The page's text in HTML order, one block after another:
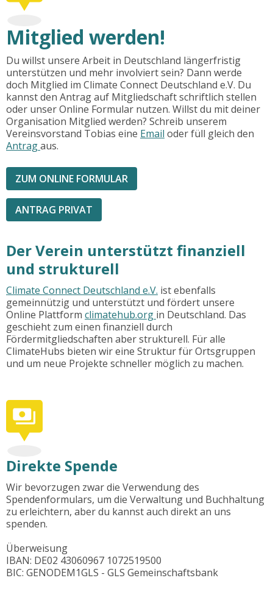
Mitglied werden!
Du willst unsere Arbeit in Deutschland längerfristig
unterstützen und mehr involviert sein? Dann werde
doch Mitglied im Climate Connect Deutschland e.V. Du
kannst den Antrag auf Mitgliedschaft schriftlich stellen
oder unser Online Formular nutzen. Willst du mit deiner
Organisation Mitglied werden? Schreib unserem
Vereinsvorstand Tobias eine Email oder füll gleich den
Antragaus.
ZUM ONLINE FORMULAR
ANTRAG PRIVAT
Der Verein unterstützt finanziell
und strukturell
Climate Connect Deutschland e.V. ist ebenfalls
gemeinnützig und unterstützt und fördert unsere
Online Plattform climatehub.org in Deutschland. Das
geschieht zum einen finanziell durch
Fördermitgliedschaften aber strukturell. Für alle
ClimateHubs bieten wir eine Struktur für Ortsgruppen
und um neue Projekte schneller möglich zu machen.
Direkte Spende
Wir bevorzugen zwar die Verwendung des
Spendenformulars, um die Verwaltung und Buchhaltung
zu erleichtern, aber du kannst auch direkt an uns
spenden.
Überweisung
‍IBAN: DE02 43060967 1072519500
BIC: GENODEM1GLS - GLS Gemeinschaftsbank